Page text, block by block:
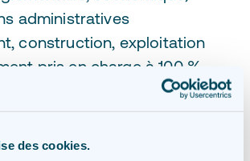
des cookies.
administratives
construction, exploitation
pris en charge à 100 %
unique tout au long du